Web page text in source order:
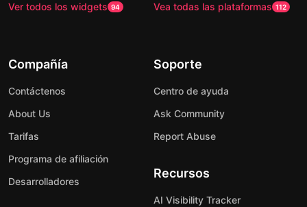
Ver todos los widgets 94
Vea todas las plataformas 112
Compañía
Contáctenos
About Us
Tarifas
Programa de afiliación
Desarrolladores
Soporte
Centro de ayuda
Ask Community
Report Abuse
Recursos
AI Visibility Tracker